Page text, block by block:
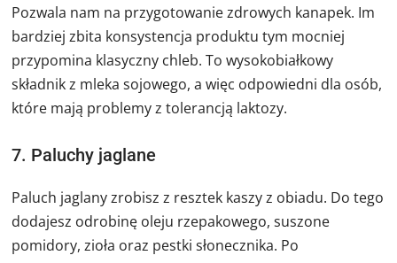
Pozwala nam na przygotowanie zdrowych kanapek. Im
bardziej zbita konsystencja produktu tym mocniej
przypomina klasyczny chleb. To wysokobiałkowy
składnik z mleka sojowego, a więc odpowiedni dla osób,
które mają problemy z tolerancją laktozy.
7. Paluchy jaglane
Paluch jaglany zrobisz z resztek kaszy z obiadu. Do tego
dodajesz odrobinę oleju rzepakowego, suszone
pomidory, zioła oraz pestki słonecznika. Po